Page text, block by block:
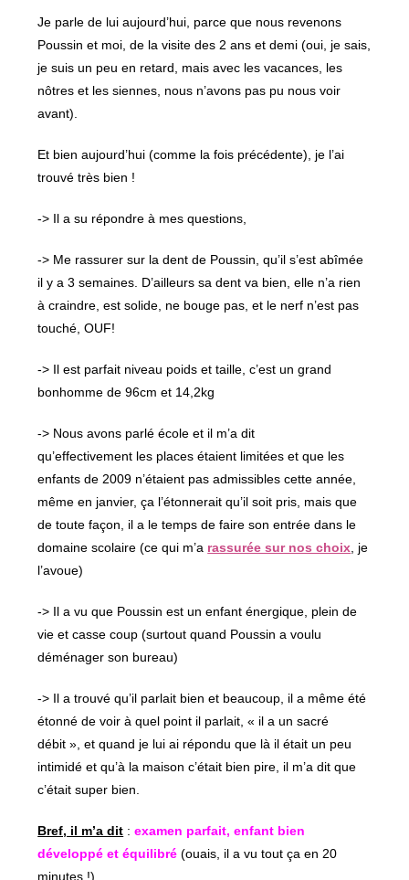
Je parle de lui aujourd’hui, parce que nous revenons
Poussin et moi, de la visite des 2 ans et demi (oui, je sais,
je suis un peu en retard, mais avec les vacances, les
nôtres et les siennes, nous n’avons pas pu nous voir
avant).
Et bien aujourd’hui (comme la fois précédente), je l’ai
trouvé très bien !
-> Il a su répondre à mes questions,
-> Me rassurer sur la dent de Poussin, qu’il s’est abîmée
il y a 3 semaines. D’ailleurs sa dent va bien, elle n’a rien
à craindre, est solide, ne bouge pas, et le nerf n’est pas
touché, OUF!
-> Il est parfait niveau poids et taille, c’est un grand
bonhomme de 96cm et 14,2kg
-> Nous avons parlé école et il m’a dit
qu’effectivement les places étaient limitées et que les
enfants de 2009 n’étaient pas admissibles cette année,
même en janvier, ça l’étonnerait qu’il soit pris, mais que
de toute façon, il a le temps de faire son entrée dans le
domaine scolaire (ce qui m’a rassurée sur nos choix , je
l’avoue)
-> Il a vu que Poussin est un enfant énergique, plein de
vie et casse coup (surtout quand Poussin a voulu
déménager son bureau)
-> Il a trouvé qu’il parlait bien et beaucoup, il a même été
étonné de voir à quel point il parlait, « il a un sacré
débit », et quand je lui ai répondu que là il était un peu
intimidé et qu’à la maison c’était bien pire, il m’a dit que
c’était super bien.
Bref, il m’a dit :examen parfait, enfant bien
développé et équilibré (ouais, il a vu tout ça en 20
minutes !)